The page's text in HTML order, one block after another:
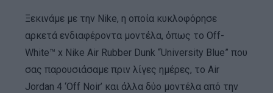
Ξεκινάμε με την Nike, η οποία κυκλοφόρησε
αρκετά ενδιαφέροντα μοντέλα, όπως το Off-
White™ x Nike Air Rubber Dunk “University Blue” που
σας παρουσιάσαμε πριν λίγες ημέρες, το Air
Jordan 4 ‘Off Noir’ και άλλα δύο μοντέλα από την